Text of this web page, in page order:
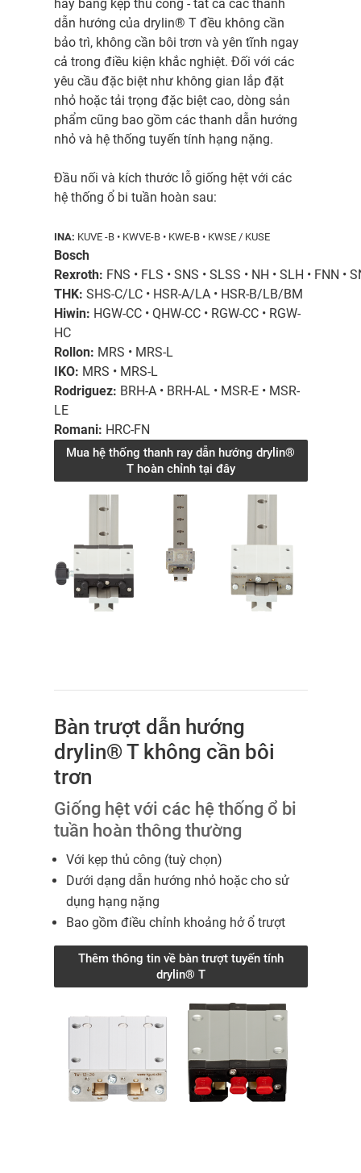
hay bằng kẹp thủ công - tất cả các thanh
dẫn hướng của drylin® T đều không cần
bảo trì, không cần bôi trơn và yên tĩnh ngay
cả trong điều kiện khắc nghiệt. Đối với các
yêu cầu đặc biệt như không gian lắp đặt
nhỏ hoặc tải trọng đặc biệt cao, dòng sản
phẩm cũng bao gồm các thanh dẫn hướng
nhỏ và hệ thống tuyến tính hạng nặng.
Đầu nối và kích thước lỗ giống hệt với các
hệ thống ổ bi tuần hoàn sau:
INA: KUVE -B • KWVE-B • KWE-B • KWSE / KUSE
Bosch
Rexroth: FNS • FLS • SNS • SLSS • NH • SLH • FNN •
THK: SHS-C/LC • HSR-A/LA • HSR-B/LB/BM
Hiwin: HGW-CC • QHW-CC • RGW-CC • RGW-
HC
Rollon: MRS • MRS-L
IKO: MRS • MRS-L
Rodriguez: BRH-A • BRH-AL • MSR-E • MSR-
LE
Romani: HRC-FN
Mua hệ thống thanh ray dẫn hướng drylin®
T hoàn chỉnh tại đây
Bàn trượt dẫn hướng
drylin® T không cần bôi
trơn
Giống hệt với các hệ thống ổ bi
tuần hoàn thông thường
Với kẹp thủ công (tuỳ chọn)
Dưới dạng dẫn hướng nhỏ hoặc cho sử
dụng hạng nặng
Bao gồm điều chỉnh khoảng hở ổ trượt
Thêm thông tin về bàn trượt tuyến tính
drylin® T